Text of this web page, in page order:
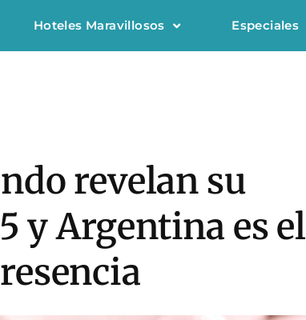
Hoteles Maravillosos Especiales
revelan su
y Argentina es el